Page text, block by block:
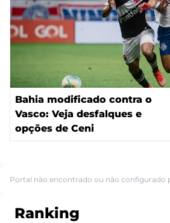
Bahia modificado contra o
Vasco: Veja desfalques e
opções de Ceni
Portal não encontrado ou não configurado
Ranking